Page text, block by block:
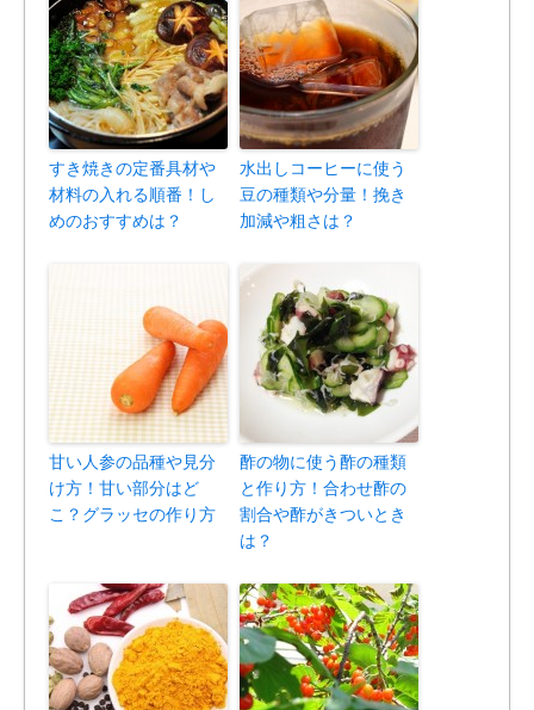
すき焼きの定番具材や
材料の入れる順番！し
めのおすすめは？
水出しコーヒーに使う
豆の種類や分量！挽き
加減や粗さは？
甘い人参の品種や見分
け方！甘い部分はど
こ？グラッセの作り方
酢の物に使う酢の種類
と作り方！合わせ酢の
割合や酢がきついとき
は？